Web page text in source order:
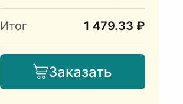
Итог 1 479.33 ₽
Заказать